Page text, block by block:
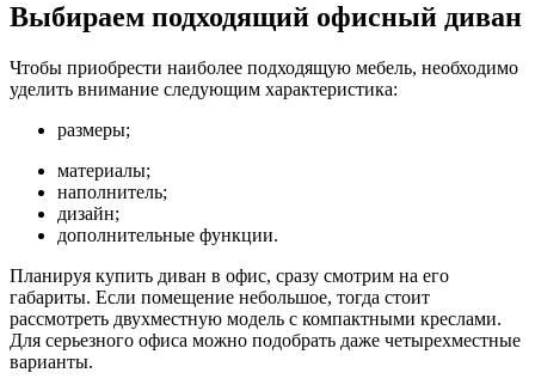
Выбираем подходящий офисный диван
Чтобы приобрести наиболее подходящую мебель, необходимо
уделить внимание следующим характеристика:
размеры;
материалы;
наполнитель;
дизайн;
дополнительные функции.
Планируя купить диван в офис, сразу смотрим на его
габариты. Если помещение небольшое, тогда стоит
рассмотреть двухместную модель с компактными креслами.
Для серьезного офиса можно подобрать даже четырехместные
варианты.